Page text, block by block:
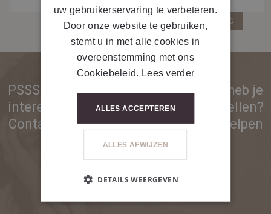
GA TERUG
PSSST... Ben je nog geen partner en heb je
interesse in onze producten of toestellen?
Contacteer ons voor meer info. We helpen
je graag!
CONTACTEER ONS
uw gebruikerservaring te verbeteren.
Door onze website te gebruiken,
stemt u in met alle cookies in
overeenstemming met ons
Cookiebeleid.
Lees verder
ALLES ACCEPTEREN
ALLES AFWIJZEN
DETAILS WEERGEVEN